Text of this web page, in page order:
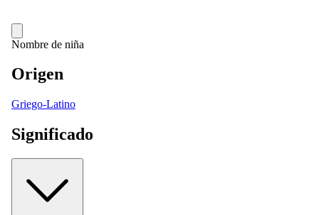
Nombre de niña
Origen
Griego-Latino
Significado